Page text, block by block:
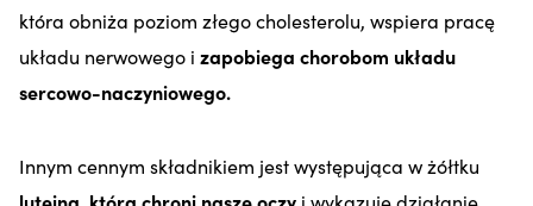
która obniża poziom złego cholesterolu, wspiera pracę
układu nerwowego i zapobiega chorobom układu
sercowo-naczyniowego.
Innym cennym składnikiem jest występująca w żółtku